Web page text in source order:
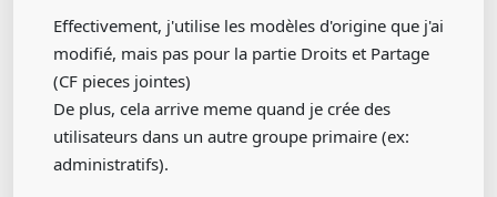
Effectivement, j'utilise les modèles d'origine que j'ai
modifié, mais pas pour la partie Droits et Partage
(CF pieces jointes)
De plus, cela arrive meme quand je crée des
utilisateurs dans un autre groupe primaire (ex:
administratifs).